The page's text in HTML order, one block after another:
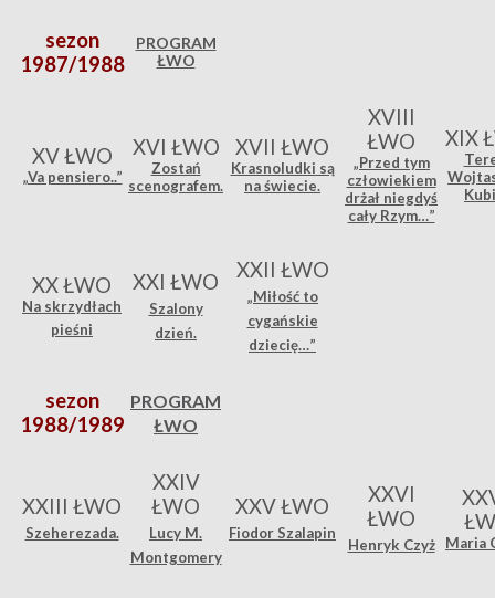
sezon
1987/1988
PROGRAM
ŁWO
XV ŁWO
„Va pensiero..”
XVI ŁWO
Zostań
scenografem.
XVII ŁWO
Krasnoludki są
na świecie.
XVIII
ŁWO
„Przed tym
człowiekiem
drżał niegdyś
cały Rzym…”
XIX
XX ŁWO
Na skrzydłach
pieśni
XXI ŁWO
Szalony
dzień.
XXII ŁWO
„Miłość to
cygańskie
dziecię…”
sezon
1988/1989
PROGRAM
ŁWO
XXIII ŁWO
Szeherezada.
XXIV
ŁWO
Lucy M.
Montgomery
XXV ŁWO
Fiodor Szalapin
XXVI
ŁWO
Henryk Czyż Maria